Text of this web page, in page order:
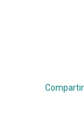
Compartir